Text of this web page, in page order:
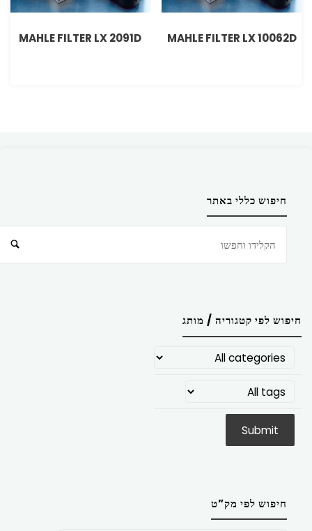
MAHLE FILTER LX 10062D
MAHLE FILTER LX 2091D
חיפוש כללי באתר
חיפוש לפי קטגוריה / מותג
חיפוש לפי מק”ט